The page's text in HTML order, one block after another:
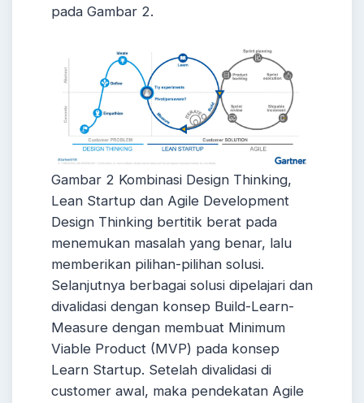
pada Gambar 2.
Gambar 2 Kombinasi Design Thinking,
Lean Startup dan Agile Development
Design Thinking bertitik berat pada
menemukan masalah yang benar, lalu
memberikan pilihan-pilihan solusi.
Selanjutnya berbagai solusi dipelajari dan
divalidasi dengan konsep Build-Learn-
Measure dengan membuat Minimum
Viable Product (MVP) pada konsep
Learn Startup. Setelah divalidasi di
customer awal, maka pendekatan Agile